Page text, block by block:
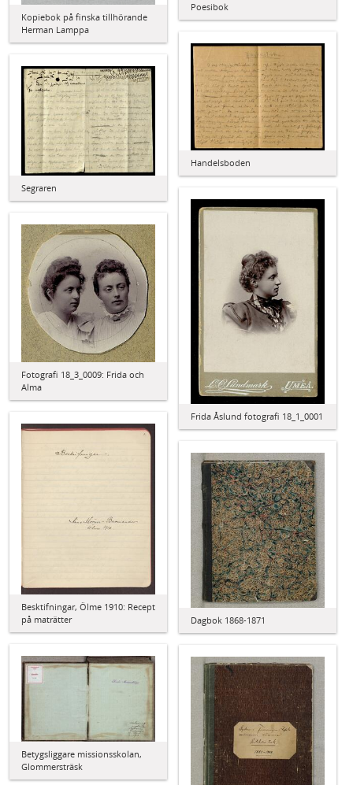
Kopiebok på finska tillhörande
Herman Lamppa
Poesibok
Handelsboden
Segraren
Frida Åslund fotografi 18_1_0001
Fotografi 18_3_0009: Frida och
Alma
Besktifningar, Ölme 1910: Recept
på maträtter
Dagbok 1868-1871
Betygsliggare missionsskolan,
Glommersträsk